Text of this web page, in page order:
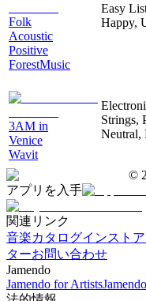
Folk
Acoustic
Positive
ForestMusic
Easy
Happy,
3AM in
Venice
Wavit
Strings,
Neutral,
©
アプリを入手
関連リンク
音楽カタログインスト
ターお問い合わせ
Jamendo
Jamendo for Artists